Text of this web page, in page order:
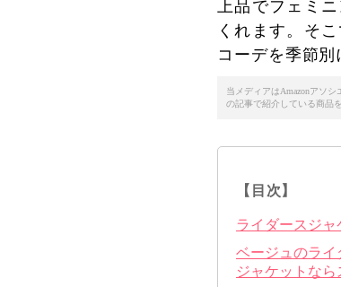
上品でフェミ
くれます。そ
コーデを季節別
当メディアはAmazonアソ
の記事で紹介している商品
【目次】
ライダースジャ
ベージュのラ
ジャケットなら